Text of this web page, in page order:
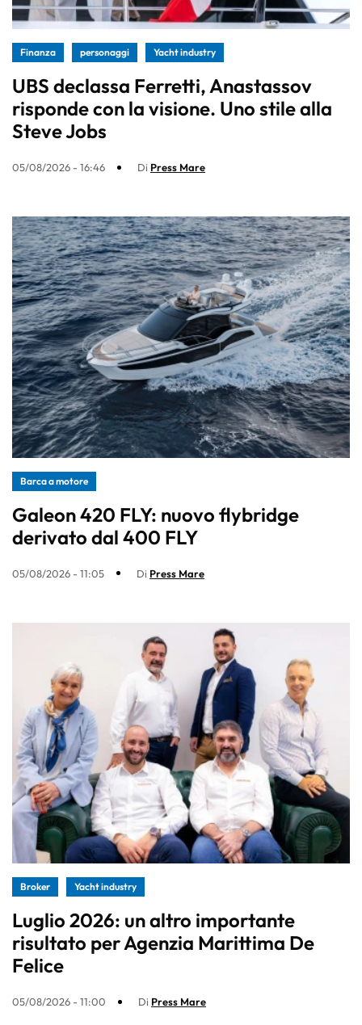
Finanza personaggi Yacht industry
UBS declassa Ferretti, Anastassov
risponde con la visione. Uno stile alla
Steve Jobs
05/08/2026 - 16:46 Di Press Mare
Barca a motore
Galeon 420 FLY: nuovo flybridge
derivato dal 400 FLY
05/08/2026 - 11:05 Di Press Mare
Broker Yacht industry
Luglio 2026: un altro importante
risultato per Agenzia Marittima De
Felice
05/08/2026 - 11:00 Di Press Mare